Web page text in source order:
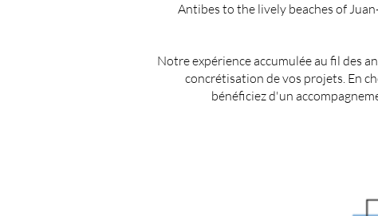
Antibes to the lively beaches of
Notre expérience accumulée au fil des
concrétisation de vos projets. En
bénéficiez d'un